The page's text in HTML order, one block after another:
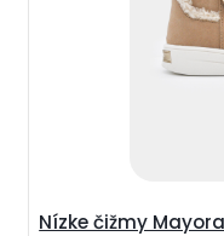
Nízke čižmy